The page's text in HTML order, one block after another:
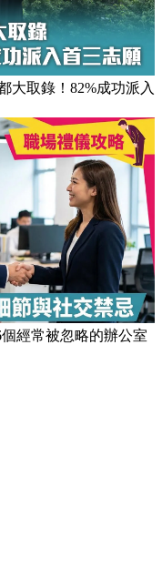
的下屬！3大關鍵建立
大取錄！82%成功派入
經常被忽略的辦公室